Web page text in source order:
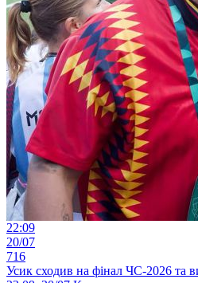
22:09
20/07
716
Усик сходив на фінал ЧС-2026 та